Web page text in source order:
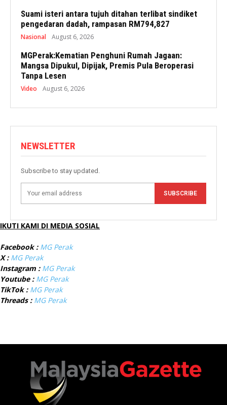
Suami isteri antara tujuh ditahan terlibat sindiket
pengedaran dadah, rampasan RM794,827
Nasional August 6, 2026
MGPerak:Kematian Penghuni Rumah Jagaan:
Mangsa Dipukul, Dipijak, Premis Pula Beroperasi
Tanpa Lesen
Video August 6, 2026
NEWSLETTER
Subscribe to stay updated.
SUBSCRIBE
IKUTI KAMI DI MEDIA SOSIAL
Facebook : MG Perak
X : MG Perak
Instagram : MG Perak
Youtube : MG Perak
TikTok : MG Perak
Threads : MG Perak